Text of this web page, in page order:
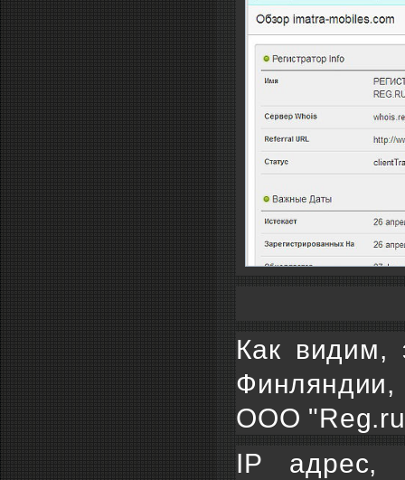
Как видим,
ООО
IP адрес,